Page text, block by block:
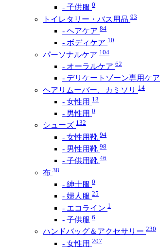
- 子供服 0
トイレタリー・バス用品 93
- ヘアケア 84
- ボディケア 10
パーソナルケア 104
- オーラルケア 62
- デリケートゾーン専用ケア
ヘアリムーバー、カミソリ 14
- 女性用 13
- 男性用 0
シューズ 132
- 女性用靴 94
- 男性用靴 98
- 子供用靴 46
布 38
- 紳士服 0
- 婦人服 25
- エコライン 1
- 子供服 6
ハンドバッグ＆アクセサリー 230
- 女性用 207